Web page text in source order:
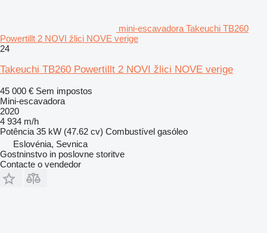
mini-escavadora Takeuchi TB260
Powertillt 2 NOVI žlici NOVE verige
24
Takeuchi TB260 Powertillt 2 NOVI žlici NOVE verige
45 000 € Sem impostos
Mini-escavadora
2020
4 934 m/h
Potência 35 kW (47.62 cv) Combustível gasóleo
Eslovénia, Sevnica
Gostninstvo in poslovne storitve
Contacte o vendedor